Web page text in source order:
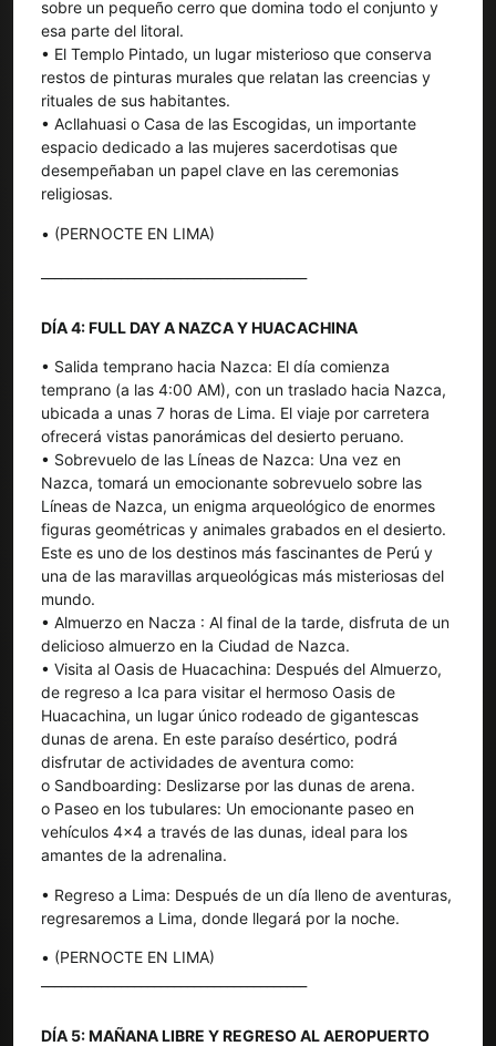
sobre un pequeño cerro que domina todo el conjunto y
esa parte del litoral.
• El Templo Pintado, un lugar misterioso que conserva
restos de pinturas murales que relatan las creencias y
rituales de sus habitantes.
• Acllahuasi o Casa de las Escogidas, un importante
espacio dedicado a las mujeres sacerdotisas que
desempeñaban un papel clave en las ceremonias
religiosas.
• (PERNOCTE EN LIMA)
DÍA 4: FULL DAY A NAZCA Y HUACACHINA
• Salida temprano hacia Nazca: El día comienza
temprano (a las 4:00 AM), con un traslado hacia Nazca,
ubicada a unas 7 horas de Lima. El viaje por carretera
ofrecerá vistas panorámicas del desierto peruano.
• Sobrevuelo de las Líneas de Nazca: Una vez en
Nazca, tomará un emocionante sobrevuelo sobre las
Líneas de Nazca, un enigma arqueológico de enormes
figuras geométricas y animales grabados en el desierto.
Este es uno de los destinos más fascinantes de Perú y
una de las maravillas arqueológicas más misteriosas del
mundo.
• Almuerzo en Nacza : Al final de la tarde, disfruta de un
delicioso almuerzo en la Ciudad de Nazca.
• Visita al Oasis de Huacachina: Después del Almuerzo,
de regreso a Ica para visitar el hermoso Oasis de
Huacachina, un lugar único rodeado de gigantescas
dunas de arena. En este paraíso desértico, podrá
disfrutar de actividades de aventura como:
o Sandboarding: Deslizarse por las dunas de arena.
o Paseo en los tubulares: Un emocionante paseo en
vehículos 4x4 a través de las dunas, ideal para los
amantes de la adrenalina.
• Regreso a Lima: Después de un día lleno de aventuras,
regresaremos a Lima, donde llegará por la noche.
• (PERNOCTE EN LIMA)
DÍA 5: MAÑANA LIBRE Y REGRESO AL AEROPUERTO